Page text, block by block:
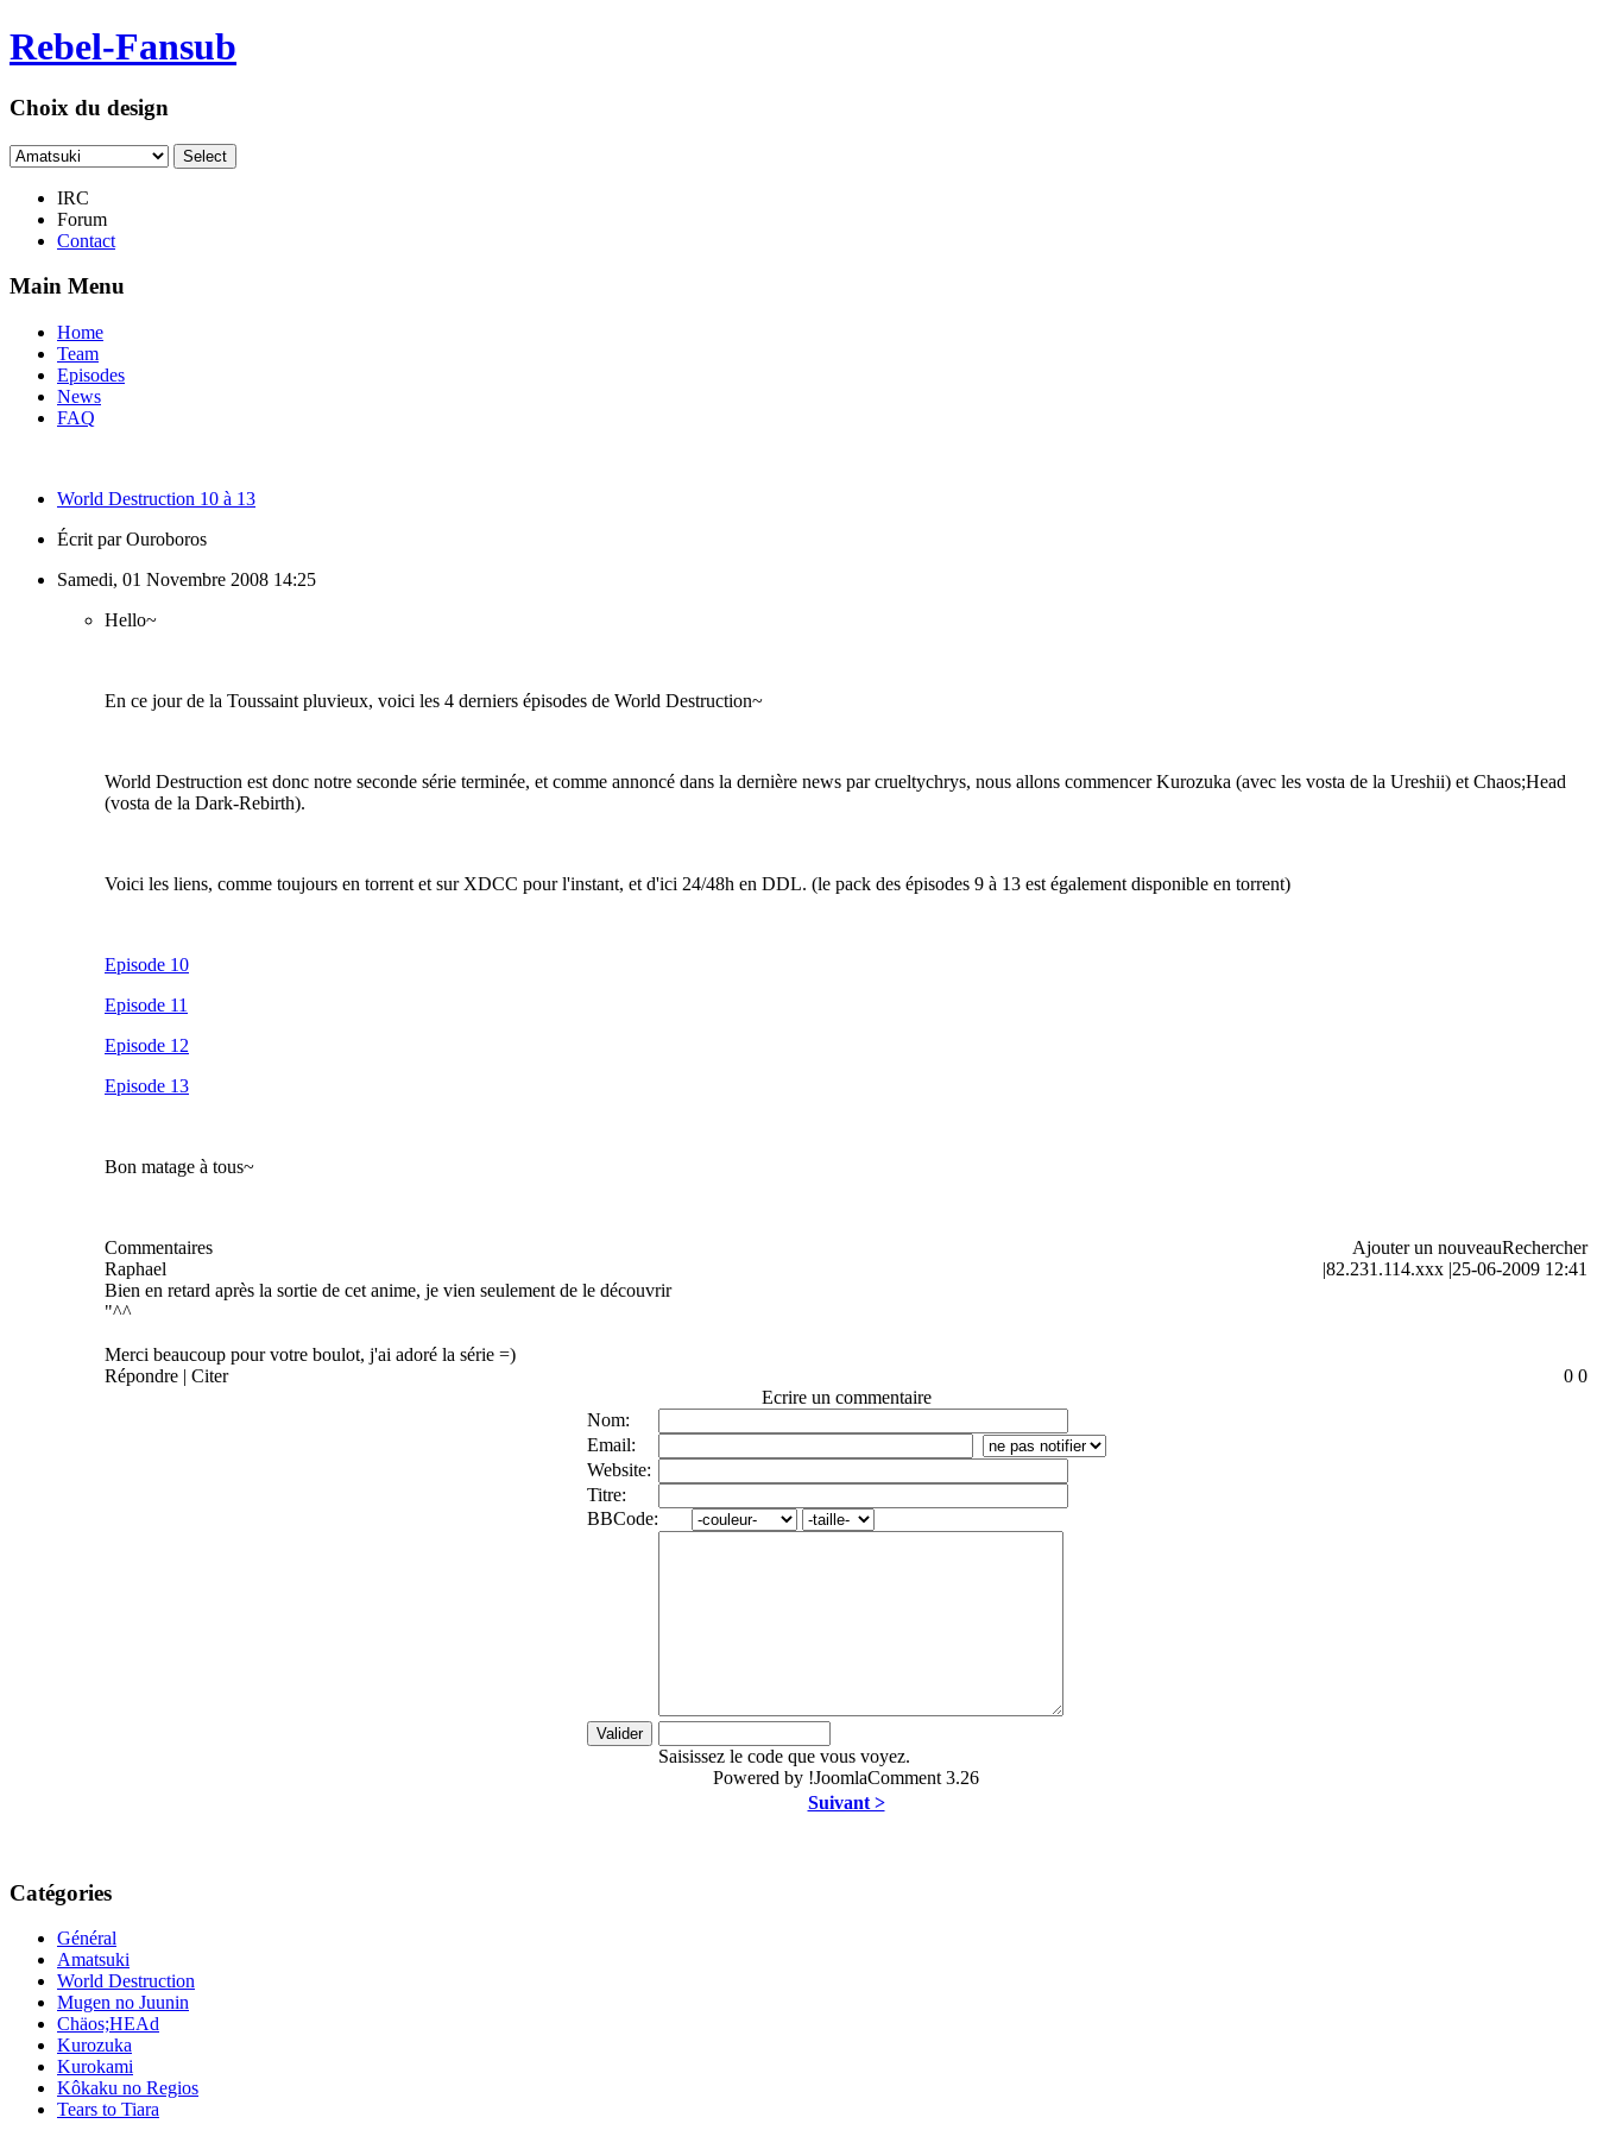
Rebel-Fansub
Choix du design
IRC
Forum
Contact
Main Menu
Home
Team
Episodes
News
FAQ
World Destruction 10 à 13
Écrit par Ouroboros
Samedi, 01 Novembre 2008 14:25
Hello~
En ce jour de la Toussaint pluvieux, voici les 4 derniers épisodes de World Destruction~
World Destruction est donc notre seconde série terminée, et comme annoncé dans la dernière news par crueltychrys, nous allons commencer Kurozuka (avec les vosta de la Ureshii) et Chaos;Head
(vosta de la Dark-Rebirth).
Voici les liens, comme toujours en torrent et sur XDCC pour l'instant, et d'ici 24/48h en DDL. (le pack des épisodes 9 à 13 est également disponible en torrent)
Episode 10
Episode 11
Episode 12
Episode 13
Bon matage à tous~
Commentaires Ajouter un nouveauRechercher
Raphael
|82.231.114.xxx |25-06-2009 12:41
Bien en retard après la sortie de cet anime, je vien seulement de le découvrir
"^^
Merci beaucoup pour votre boulot, j'ai adoré la série =)
Répondre | Citer
0 0
Ecrire un commentaire
Nom:
Email:
Website:
Titre:
BBCode:
Saisissez le code que vous voyez.
Powered by !JoomlaComment 3.26
Suivant >
Catégories
Général
Amatsuki
World Destruction
Mugen no Juunin
Chäos;HEAd
Kurozuka
Kurokami
Kôkaku no Regios
Tears to Tiara